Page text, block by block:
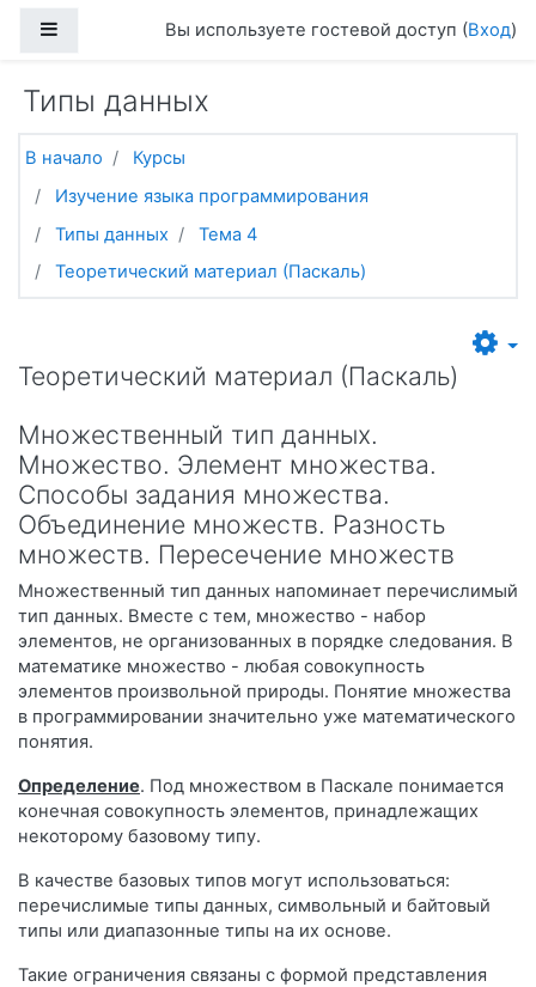
Боковая панельВы используете гостевой доступ (Вход)
Типы данных
В начало
Курсы
Изучение языка программирования
Типы данных
Тема 4
Теоретический материал (Паскаль)
Теоретический материал (Паскаль)
Множественный тип данных.
Множество. Элемент множества.
Способы задания множества.
Объединение множеств. Разность
множеств. Пересечение множеств
Множественный тип данных напоминает перечислимый
тип данных. Вместе с тем, множество - набор
элементов, не организованных в порядке следования. В
математике множество - любая совокупность
элементов произвольной природы. Понятие множества
в программировании значительно уже математического
понятия.
Определение. Под множеством в Паскале понимается
конечная совокупность элементов, принадлежащих
некоторому базовому типу.
В качестве базовых типов могут использоваться:
перечислимые типы данных, символьный и байтовый
типы или диапазонные типы на их основе.
Такие ограничения связаны с формой представления